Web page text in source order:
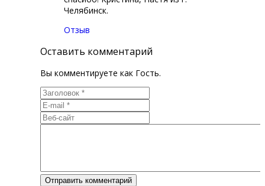
Челябинск.
Отзыв
Оставить комментарий
Вы комментируете как Гость.